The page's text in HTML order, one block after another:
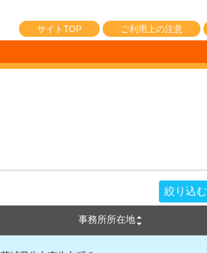
サイトTOP ご利用上の注意
絞り込む
事務所所在地